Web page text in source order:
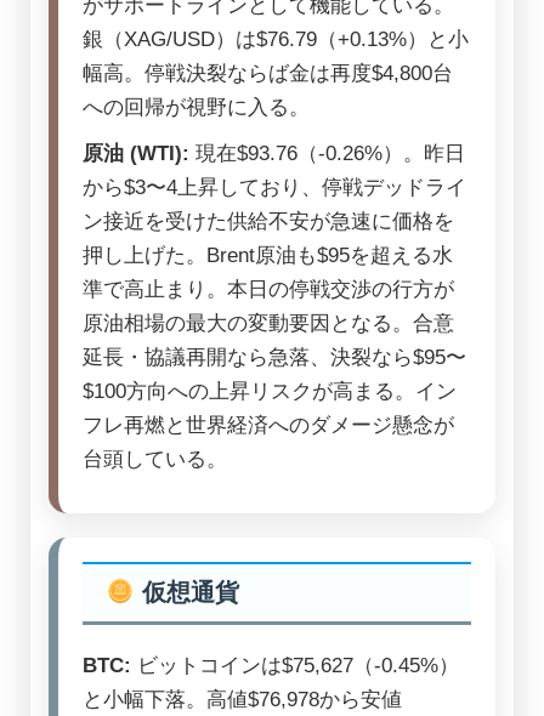
がサポートラインとして機能している。
銀（XAG/USD）は$76.79（+0.13%）と小
幅高。停戦決裂ならば金は再度$4,800台
への回帰が視野に入る。
原油 (WTI): 現在$93.76（-0.26%）。昨日
から$3〜4上昇しており、停戦デッドライ
ン接近を受けた供給不安が急速に価格を
押し上げた。Brent原油も$95を超える水
準で高止まり。本日の停戦交渉の行方が
原油相場の最大の変動要因となる。合意
延長・協議再開なら急落、決裂なら$95〜
$100方向への上昇リスクが高まる。イン
フレ再燃と世界経済へのダメージ懸念が
台頭している。
仮想通貨
BTC: ビットコインは$75,627（-0.45%）
と小幅下落。高値$76,978から安値